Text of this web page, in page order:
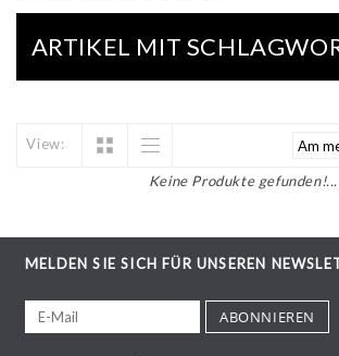
ARTIKEL MIT
View:
Keine Produkte gefunden!...
MELDEN SIE SICH FÜR UNSEREN
ABONNIEREN